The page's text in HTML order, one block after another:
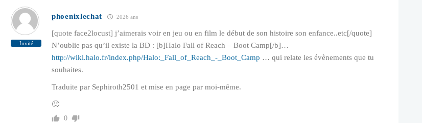
Invité
phoenixlechat 2026 ans
[quote face2locust] j’aimerais voir en jeu ou en film le début de son histoire son enfance..etc[/quote]
N’oublie pas qu’il existe la BD : [b]Halo Fall of Reach – Boot Camp[/b]…
http://wiki.halo.fr/index.php/Halo:_Fall_of_Reach_-_Boot_Camp … qui relate les évènements que tu
souhaites.
Traduite par Sephiroth2501 et mise en page par moi-même.
🙂
0